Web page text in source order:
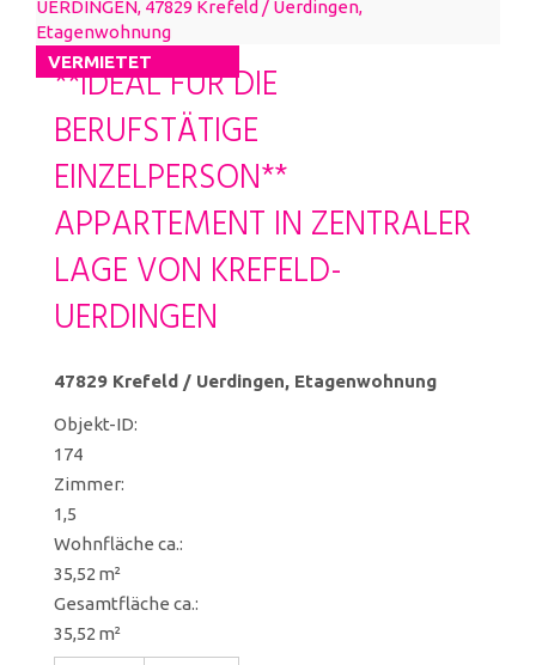
VERMIETET
**IDEAL FÜR DIE
BERUFSTÄTIGE
EINZELPERSON**
APPARTEMENT IN ZENTRALER
LAGE VON KREFELD-
UERDINGEN
47829 Krefeld / Uerdingen, Etagenwohnung
Objekt-ID:
174
Zimmer:
1,5
Wohnfläche ca.:
35,52 m²
Gesamtfläche ca.:
35,52 m²